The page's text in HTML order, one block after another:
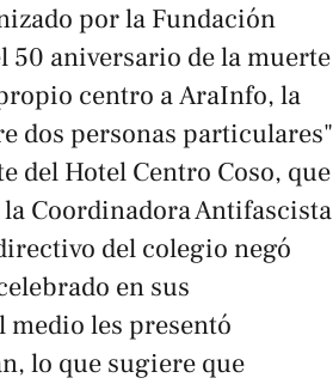
por la Fundación
aniversario de la muerte
centro aAraInfo, la
dos personas particulares"
del Hotel Centro Coso, que
Coordinadora Antifascista
del colegio negó
en sus
les presentó
lo que sugiere que